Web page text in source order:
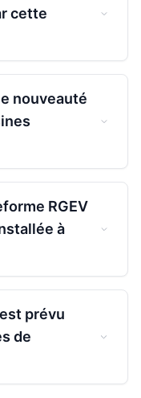
cette
nouveauté
RGEV
à
prévu
de